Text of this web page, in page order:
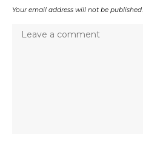
Your email address will not be published.